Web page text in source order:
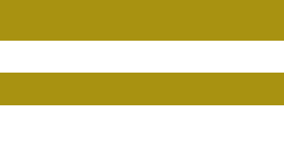
犬千代ルート